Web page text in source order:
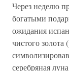
Через неделю
богатыми
ожидания
чистого
серебряная